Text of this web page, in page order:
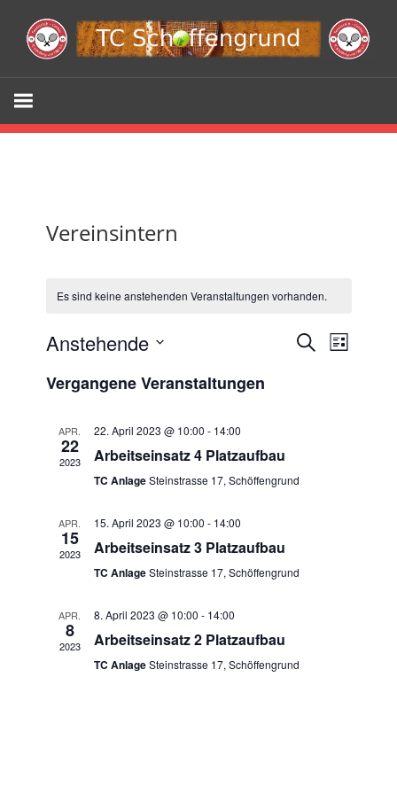
Inhalt
springen
TC
Vereinsintern
Es sind keine anstehenden Veranstaltungen vorhanden.
SUCHELISTE
Anstehende
wählen.
Vergangene Veranstaltungen
APR.
22
2023
22. April 2023 @ 10:00 - 14:00
Arbeitseinsatz 4 Platzaufbau
TC AnlageSteinstrasse 17, Schöffengrund
APR.
15
2023
15. April 2023 @ 10:00 - 14:00
Arbeitseinsatz 3 Platzaufbau
TC AnlageSteinstrasse 17, Schöffengrund
APR.
8
2023
8. April 2023 @ 10:00 - 14:00
Arbeitseinsatz 2 Platzaufbau
TC AnlageSteinstrasse 17, Schöffengrund